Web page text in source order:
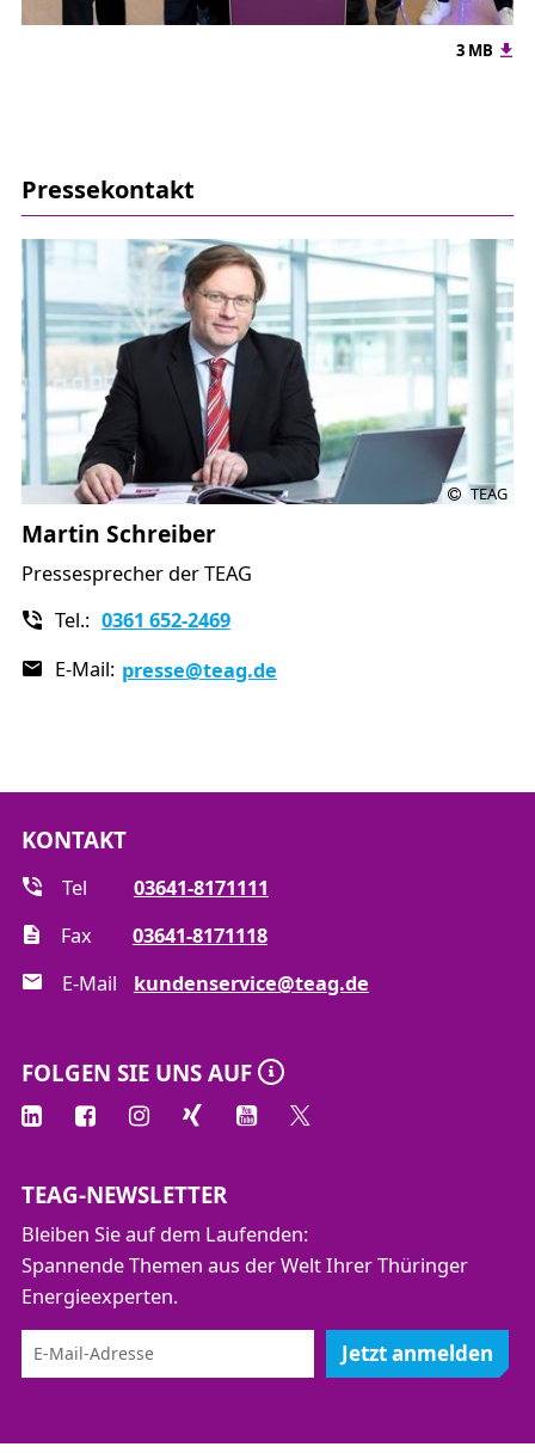
3 MB
Pressekontakt
TEAG
Martin Schreiber
Pressesprecher der TEAG
Tel.: 0361 652-2469
E-Mail: presse@teag.de
KONTAKT
Tel
03641-8171111
Fax
03641-8171118
E-Mail
kundenservice@teag.de
FOLGEN SIE UNS AUF
TEAG-NEWSLETTER
Bleiben Sie auf dem Laufenden:
Spannende Themen aus der Welt Ihrer Thüringer
Energieexperten.
Jetzt anmelden